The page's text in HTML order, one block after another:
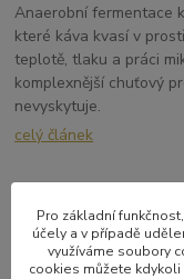
Anaerobní fermentace
které káva kvasí v
teplotě, tlaku a práci
komplexnější chuťový
nevyskytuje.
celý článek
Pro základní
účely a v případě
využíváme soubory
cookies můžete